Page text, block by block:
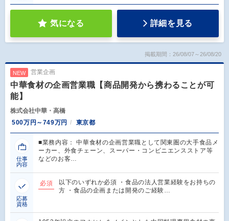
気になる 詳細を見る
掲載期間：26/08/07～26/08/20
NEW 営業企画
中華食材の企画営業職【商品開発から携わることが可
能】
株式会社中華・高橋
500万円～749万円
東京都
仕事
内容
■業務内容： 中華食材の企画営業職として関東圏の大手食品メ
ーカー、外食チェーン、スーパー・コンビニエンスストア等
などのお客…
応募
資格
必須
以下のいずれか必須 ・食品の法人営業経験をお持ちの
方 ・食品の企画または開発のご経験…